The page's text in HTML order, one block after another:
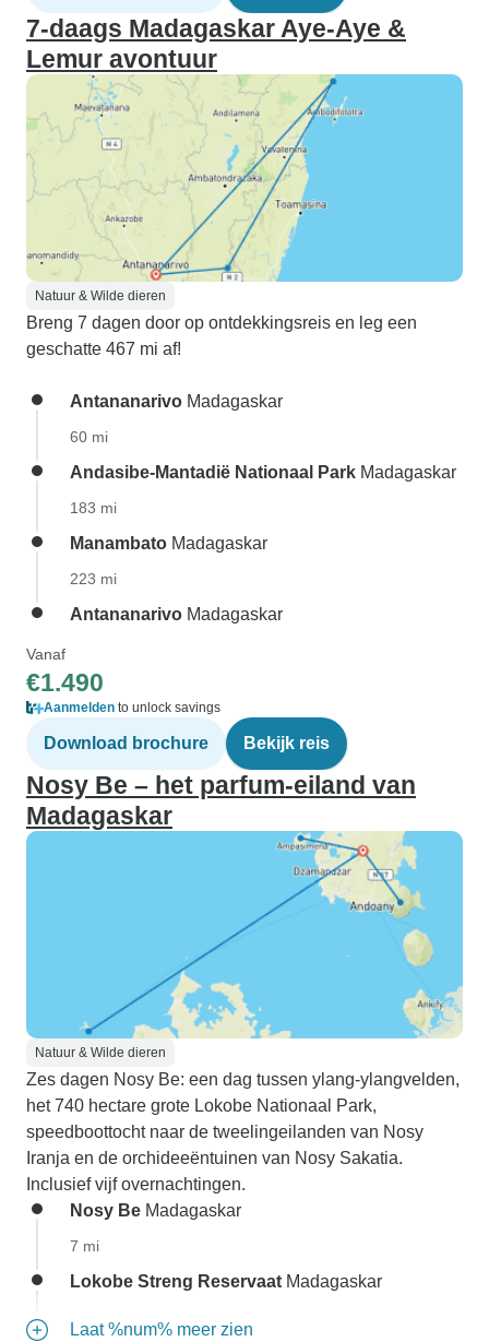
7-daags Madagaskar Aye-Aye &
Lemur avontuur
Natuur & Wilde dieren
Breng 7 dagen door op ontdekkingsreis en leg een
geschatte 467 mi af!
Antananarivo Madagaskar
60 mi
Andasibe-Mantadië Nationaal Park Madagaskar
183 mi
Manambato Madagaskar
223 mi
Antananarivo Madagaskar
Vanaf
€1.490
Aanmelden to unlock savings
Download brochure Bekijk reis
Nosy Be – het parfum-eiland van
Madagaskar
Natuur & Wilde dieren
Zes dagen Nosy Be: een dag tussen ylang-ylangvelden,
het 740 hectare grote Lokobe Nationaal Park,
speedboottocht naar de tweelingeilanden van Nosy
Iranja en de orchideeëntuinen van Nosy Sakatia.
Inclusief vijf overnachtingen.
Nosy Be Madagaskar
7 mi
Lokobe Streng Reservaat Madagaskar
Laat %num% meer zien